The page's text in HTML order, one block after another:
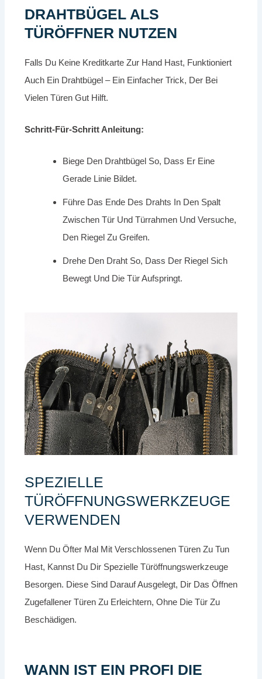
DRAHTBÜGEL ALS
TÜRÖFFNER NUTZEN
Falls Du Keine Kreditkarte Zur Hand Hast, Funktioniert
Auch Ein Drahtbügel – Ein Einfacher Trick, Der Bei
Vielen Türen Gut Hilft.
Schritt-Für-Schritt Anleitung:
Biege Den Drahtbügel So, Dass Er Eine
Gerade Linie Bildet.
Führe Das Ende Des Drahts In Den Spalt
Zwischen Tür Und Türrahmen Und Versuche,
Den Riegel Zu Greifen.
Drehe Den Draht So, Dass Der Riegel Sich
Bewegt Und Die Tür Aufspringt.
SPEZIELLE
TÜRÖFFNUNGSWERKZEUGE
VERWENDEN
Wenn Du Öfter Mal Mit Verschlossenen Türen Zu Tun
Hast, Kannst Du Dir Spezielle Türöffnungswerkzeuge
Besorgen. Diese Sind Darauf Ausgelegt, Dir Das Öffnen
Zugefallener Türen Zu Erleichtern, Ohne Die Tür Zu
Beschädigen.
WANN IST EIN PROFI DIE